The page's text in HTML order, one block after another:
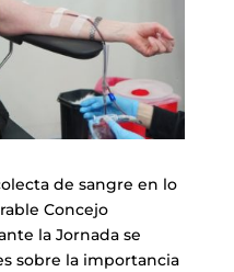
de sangre en lo
Concejo
la Jornada se
sobre la importancia